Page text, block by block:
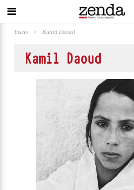
Inicio > Kamil Daoud
Kamil Daoud